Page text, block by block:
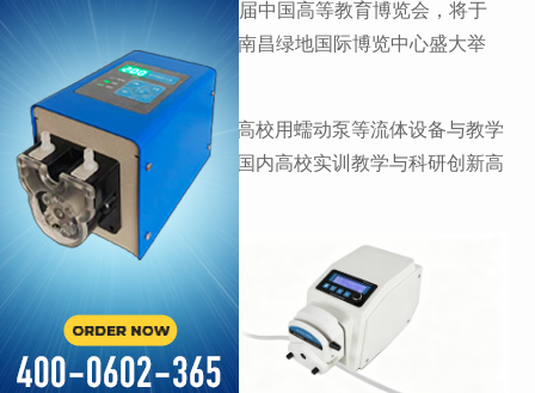
备受高教行业关注的第64届中国高等教育博览会，将于
2026年5月22日至24日在南昌绿地国际博览中心盛大举
办。。
慧宇将重磅参展，携全系高校用蠕动泵等流体设备与教学
科研解决方案亮相，助力国内高校实训教学与科研创新高
质量发展。